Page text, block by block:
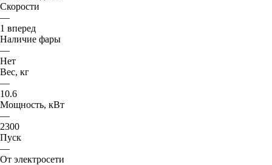
Скорости
—
1 вперед
Наличие фары
—
Нет
Вес, кг
—
10.6
Мощность, кВт
—
2300
Пуск
—
От электросети